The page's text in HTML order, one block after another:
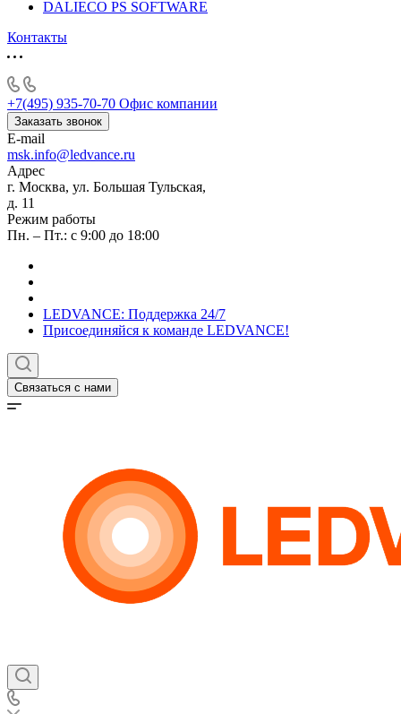
DALIECO PS SOFTWARE
Контакты
+7(495) 935-70-70 Офис компании
Заказать звонок
E-mail
msk.info@ledvance.ru
Адрес
г. Москва, ул. Большая Тульская,
д. 11
Режим работы
Пн. – Пт.: с 9:00 до 18:00
LEDVANCE: Поддержка 24/7
Присоединяйся к команде LEDVANCE!
Связаться с нами